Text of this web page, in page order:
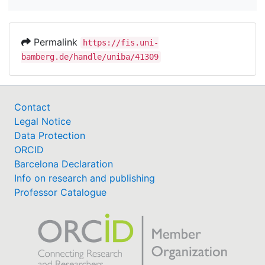
Permalink
https://fis.uni-
bamberg.de/handle/uniba/41309
Contact
Legal Notice
Data Protection
ORCID
Barcelona Declaration
Info on research and publishing
Professor Catalogue